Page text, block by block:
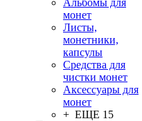
Альбомы для
монет
Листы,
монетники,
капсулы
Средства для
чистки монет
Аксессуары для
монет
+ ЕЩЕ 15